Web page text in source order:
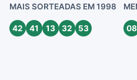
MAIS SORTEADAS EM 1998
42 41 13 32 53 08